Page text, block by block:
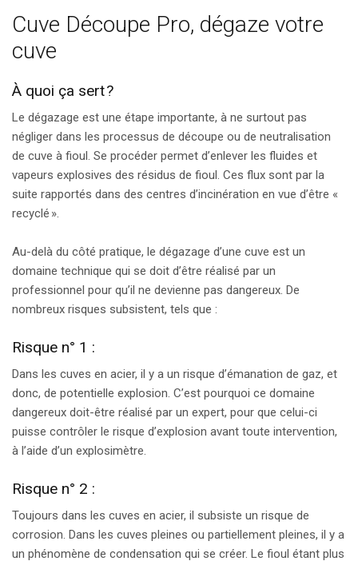
Cuve Découpe Pro, dégaze votre
cuve
À quoi ça sert ?
Le dégazage est une étape importante, à ne surtout pas
négliger dans les processus de découpe ou de neutralisation
de cuve à fioul. Se procéder permet d’enlever les fluides et
vapeurs explosives des résidus de fioul. Ces flux sont par la
suite rapportés dans des centres d’incinération en vue d’être «
recyclé ».
Au-delà du côté pratique, le dégazage d’une cuve est un
domaine technique qui se doit d’être réalisé par un
professionnel pour qu’il ne devienne pas dangereux. De
nombreux risques subsistent, tels que :
Risque n° 1 :
Dans les cuves en acier, il y a un risque d’émanation de gaz, et
donc, de potentielle explosion. C’est pourquoi ce domaine
dangereux doit-être réalisé par un expert, pour que celui-ci
puisse contrôler le risque d’explosion avant toute intervention,
à l’aide d’un explosimètre.
Risque n° 2 :
Toujours dans les cuves en acier, il subsiste un risque de
corrosion. Dans les cuves pleines ou partiellement pleines, il y a
un phénomène de condensation qui se créer. Le fioul étant plus